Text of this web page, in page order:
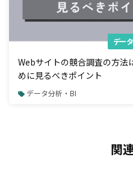
デー
Webサイトの競合調査の方法
めに見るべきポイント
データ分析・BI
関